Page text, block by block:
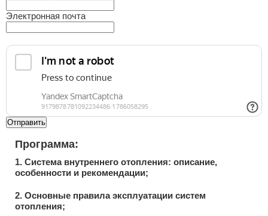
Электронная почта
Отправить
Программа:
1. Система внутреннего отопления: описание,
особенности и рекомендации;
2. Основные правила эксплуатации систем
отопления;